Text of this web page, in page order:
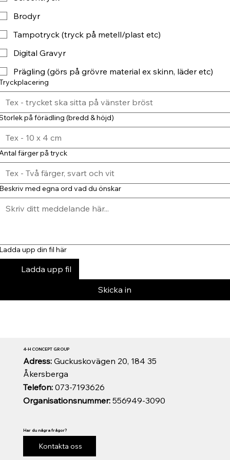
Brodyr
Tampotryck (tryck på metell/plast etc)
Digital Gravyr
Prägling (görs på grövre material ex skinn, läder etc)
på förädling (bredd & höjd)
färger på tryck
med egna ord vad du önskar
upp din fil här
Ladda upp fil
Skicka in
Organisationsnummer:556949-3090
Telefon:073-7193626
Adress: Guckuskovägen 20, 184 35
Åkersberga
4-H CONCEPT GROUP
Har du några frågor?
Kontakta oss